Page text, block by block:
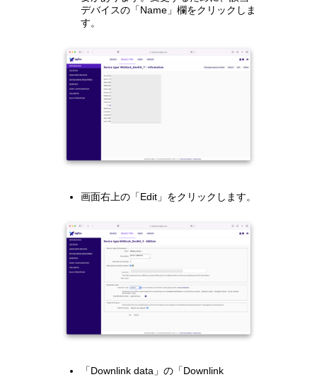
デバイスの「Name」欄をクリックしま
す。
画面右上の「Edit」をクリックします。
「Downlink data」の「Downlink